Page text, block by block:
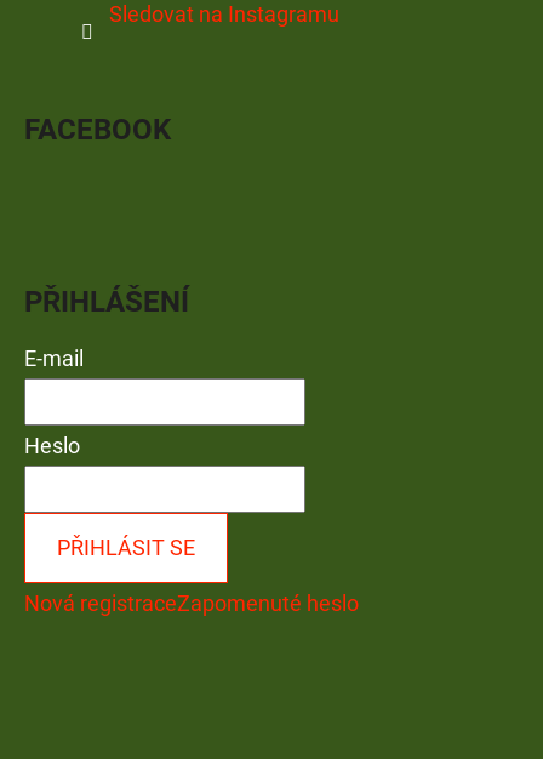
Sledovat na Instagramu
FACEBOOK
PŘIHLÁŠENÍ
E-mail
Heslo
PŘIHLÁSIT SE
Nová registraceZapomenuté heslo